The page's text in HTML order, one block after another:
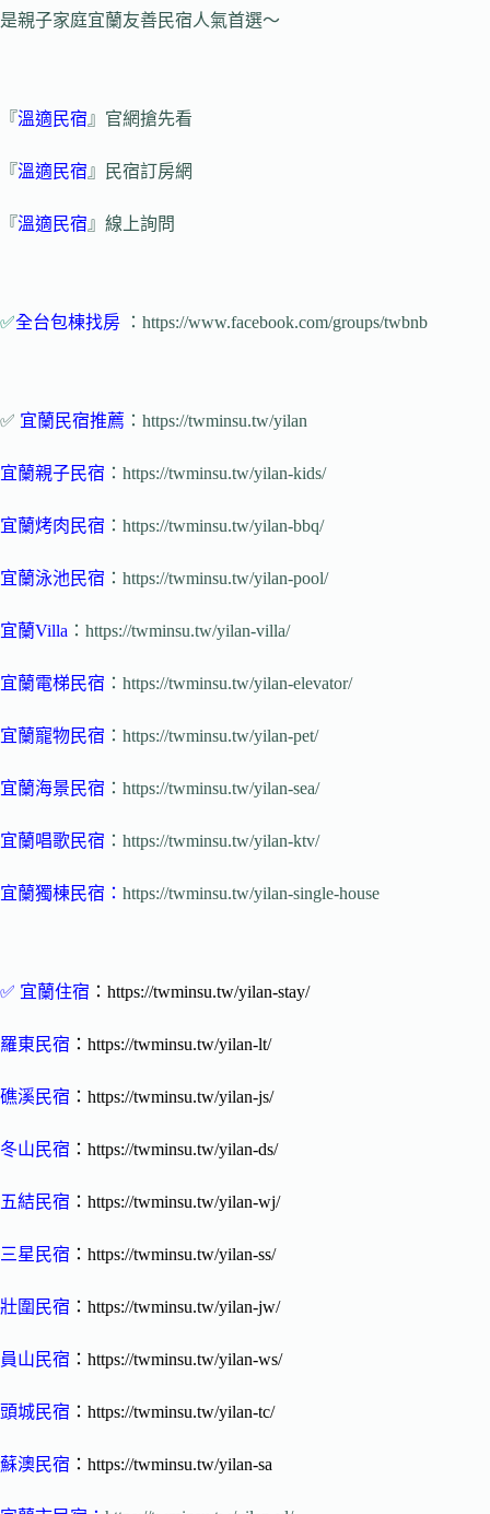
是親子家庭宜蘭友善民宿人氣首選～
『溫適民宿 』官網搶先看
『溫適民宿 』民宿訂房網
『溫適民宿 』線上詢問
✅全台包棟找房 ：https://www.facebook.com/groups/twbnb
✅ 宜蘭民宿推薦 ：https://twminsu.tw/yilan
宜蘭親子民宿 ：https://twminsu.tw/yilan-kids/
宜蘭烤肉民宿 ：https://twminsu.tw/yilan-bbq/
宜蘭泳池民宿 ：https://twminsu.tw/yilan-pool/
宜蘭Villa ：https://twminsu.tw/yilan-villa/
宜蘭電梯民宿 ：https://twminsu.tw/yilan-elevator/
宜蘭寵物民宿 ：https://twminsu.tw/yilan-pet/
宜蘭海景民宿 ：https://twminsu.tw/yilan-sea/
宜蘭唱歌民宿 ：https://twminsu.tw/yilan-ktv/
宜蘭獨棟民宿 ： https://twminsu.tw/yilan-single-house
✅ 宜蘭住宿 ：https://twminsu.tw/yilan-stay/
羅東民宿 ：https://twminsu.tw/yilan-lt/
礁溪民宿 ：https://twminsu.tw/yilan-js/
冬山民宿 ：https://twminsu.tw/yilan-ds/
五結民宿 ：https://twminsu.tw/yilan-wj/
三星民宿 ：https://twminsu.tw/yilan-ss/
壯圍民宿 ：https://twminsu.tw/yilan-jw/
員山民宿 ：https://twminsu.tw/yilan-ws/
頭城民宿 ：https://twminsu.tw/yilan-tc/
蘇澳民宿 ：https://twminsu.tw/yilan-sa